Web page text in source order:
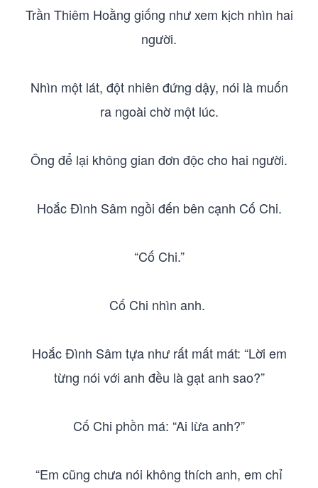
Trần Thiêm Hoằng giống như xem kịch nhìn hai
người.
Nhìn một lát, đột nhiên đứng dậy, nói là muốn
ra ngoài chờ một lúc.
Ông để lại không gian đơn độc cho hai người.
Hoắc Đình Sâm ngồi đến bên cạnh Cố Chi.
“Cố Chi.”
Cố Chi nhìn anh.
Hoắc Đình Sâm tựa như rất mất mát: “Lời em
từng nói với anh đều là gạt anh sao?”
Cố Chi phồn má: “Ai lừa anh?”
“Em cũng chưa nói không thích anh, em chỉ